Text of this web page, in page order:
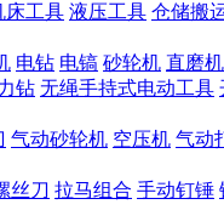
床工具 液压工具 仓储搬
电钻 电镐 砂轮机 直磨机
钻 无绳手持式电动工具
气动砂轮机 空压机 气动
丝刀 拉马组合 手动钉锤